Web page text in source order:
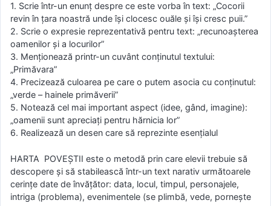
1. Scrie într-un enunţ despre ce este vorba în text: „Cocorii
revin în ţara noastră unde îşi clocesc ouăle şi îşi cresc puii.”
2. Scrie o expresie reprezentativă pentru text: „recunoaşterea
oamenilor şi a locurilor”
3. Menţionează printr-un cuvânt conţinutul textului:
„Primăvara”
4. Precizează culoarea pe care o putem asocia cu conţinutul:
„verde – hainele primăverii”
5. Notează cel mai important aspect (idee, gând, imagine):
„oamenii sunt apreciaţi pentru hărnicia lor”
6. Realizează un desen care să reprezinte esenţialul
HARTA POVEŞTII este o metodă prin care elevii trebuie să
descopere şi să stabilească într-un text narativ următoarele
cerinţe date de învăţător: data, locul, timpul, personajele,
intriga (problema), evenimentele (se plimbă, vede, porneşte